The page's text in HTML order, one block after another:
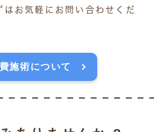
はお気軽にお問い合わせくだ
施術について